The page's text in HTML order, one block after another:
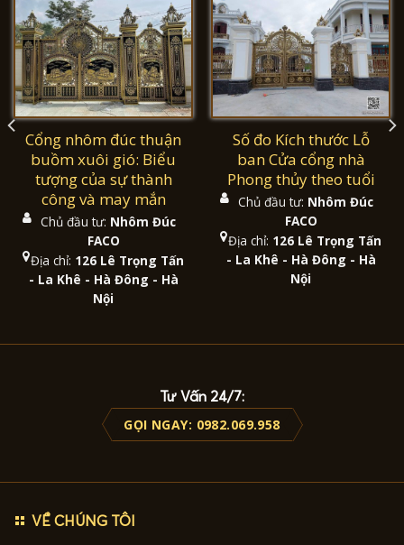
Cổng nhôm đúc thuận
buồm xuôi gió: Biểu
tượng của sự thành
công và may mắn
Chủ đầu tư: Nhôm Đúc
FACO
Địa chỉ: 126 Lê Trọng Tấn
- La Khê - Hà Đông - Hà
Nội
Số đo Kích thước Lỗ
ban Cửa cổng nhà
Phong thủy theo tuổi
Chủ đầu tư: Nhôm Đúc
FACO
Địa chỉ: 126 Lê Trọng Tấn
- La Khê - Hà Đông - Hà
Nội
Tư Vấn 24/7:
GỌI NGAY: 0982.069.958
VỀ CHÚNG TÔI